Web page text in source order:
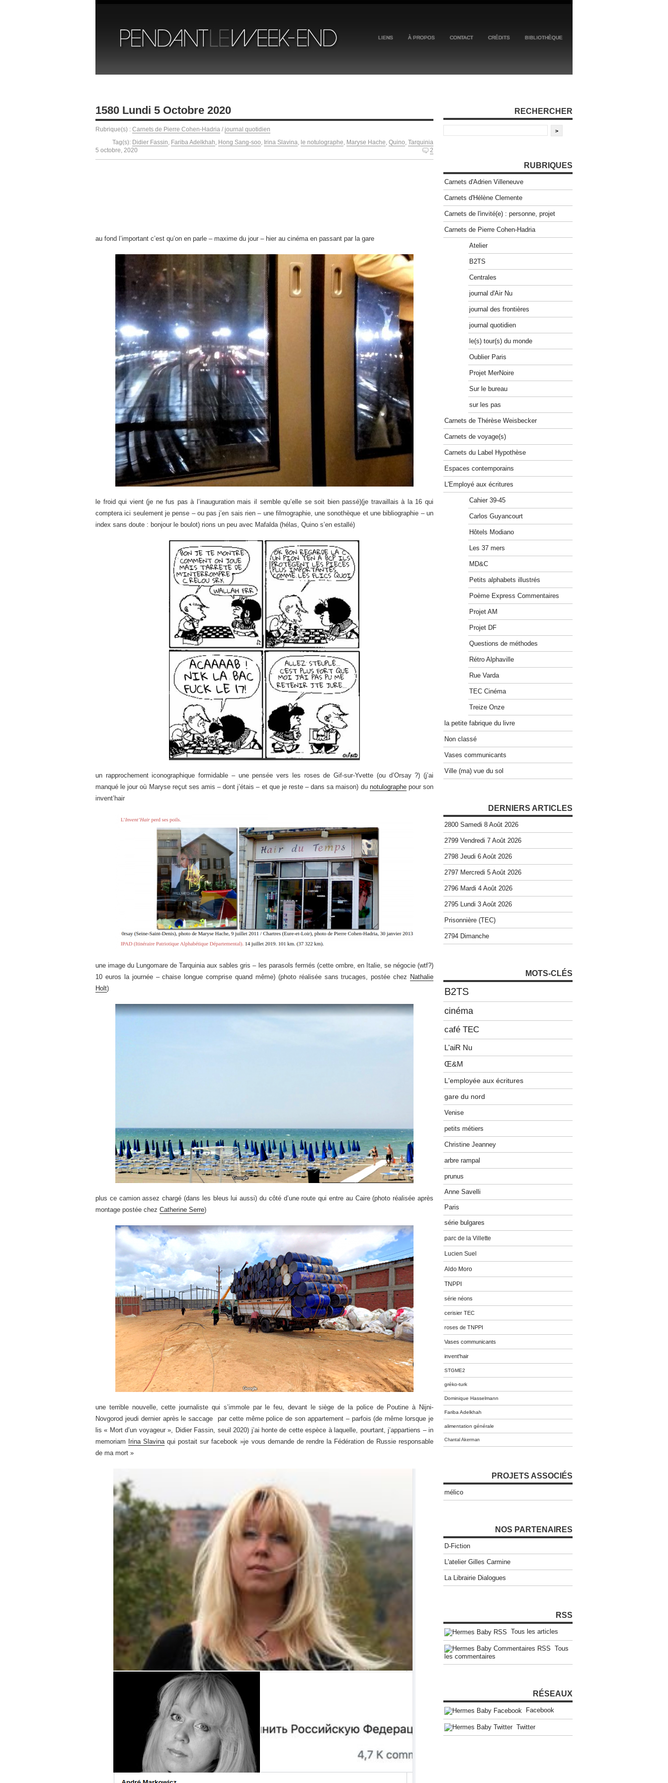
LIENS À PROPOS CONTACT CRÉDITS BIBLIOTHÈQUE
1580 Lundi 5 Octobre 2020
Rubrique(s) : Carnets de Pierre Cohen-Hadria / journal quotidien
Tag(s): Didier Fassin, Fariba Adelkhah, Hong Sang-soo, Irina Slavina, le notulographe, Maryse Hache, Quino, Tarquinia
5 octobre, 2020
2
au fond l’important c’est qu’on en parle – maxime du jour – hier au cinéma en passant par la gare
le froid qui vient (je ne fus pas à l’inauguration mais il semble qu’elle se soit bien passé)(je travaillais à la 16 qui
comptera ici seulement je pense – ou pas j’en sais rien – une filmographie, une sonothèque et une bibliographie – un
index sans doute : bonjour le boulot) rions un peu avec Mafalda (hélas, Quino s’en estallé)
un rapprochement iconographique formidable – une pensée vers les roses de Gif-sur-Yvette (ou d’Orsay ?) (j’ai
manqué le jour où Maryse reçut ses amis – dont j’étais – et que je reste – dans sa maison) du notulographepour son
invent’hair
une image du Lungomare de Tarquinia aux sables gris – les parasols fermés (cette ombre, en Italie, se négocie (wtf?)
10 euros la journée – chaise longue comprise quand même) (photo réalisée sans trucages, postée chez Nathalie
Holt)
plus ce camion assez chargé (dans les bleus lui aussi) du côté d’une route qui entre au Caire (photo réalisée après
montage postée chez Catherine Serre)
une terrible nouvelle, cette journaliste qui s’immole par le feu, devant le siège de la police de Poutine à Nijni-
Novgorod jeudi dernier après le saccage par cette même police de son appartement – parfois (de même lorsque je
lis « Mort d’un voyageur », Didier Fassin, seuil 2020) j’ai honte de cette espèce à laquelle, pourtant, j’appartiens – in
memoriam
Irina Slavinaqui postait sur facebook »je vous demande de rendre la Fédération de Russie responsable
de ma mort »
RECHERCHER
RUBRIQUES
Carnets d'Adrien Villeneuve
Carnets d'Hélène Clemente
Carnets de l'invité(e) : personne, projet
Carnets de Pierre Cohen-Hadria
Atelier
B2TS
Centrales
journal d'Air Nu
journal des frontières
journal quotidien
le(s) tour(s) du monde
Oublier Paris
Projet MerNoire
Sur le bureau
sur les pas
Carnets de Thérèse Weisbecker
Carnets de voyage(s)
Carnets du Label Hypothèse
Espaces contemporains
L'Employé aux écritures
Cahier 39-45
Carlos Guyancourt
Hôtels Modiano
Les 37 mers
MD&C
Petits alphabets illustrés
Poème Express Commentaires
Projet AM
Projet DF
Questions de méthodes
Rétro Alphaville
Rue Varda
TEC Cinéma
Treize Onze
la petite fabrique du livre
Non classé
Vases communicants
Ville (ma) vue du sol
DERNIERS ARTICLES
2800 Samedi 8 Août 2026
2799 Vendredi 7 Août 2026
2798 Jeudi 6 Août 2026
2797 Mercredi 5 Août 2026
2796 Mardi 4 Août 2026
2795 Lundi 3 Août 2026
Prisonnière (TEC)
2794 Dimanche
MOTS-CLÉS
B2TS
cinéma
café TEC
L'aiR Nu
Œ&M
L'employée aux écritures
gare du nord
Venise
petits métiers
Christine Jeanney
arbre rampal
prunus
Anne Savelli
Paris
série bulgares
parc de la Villette
Lucien Suel
Aldo Moro
TNPPI
série néons
cerisier TEC
roses de TNPPI
Vases communicants
invent'hair
STGME2
gréko-turk
Dominique Hasselmann
Fariba Adelkhah
alimentation générale
Chantal Akerman
PROJETS ASSOCIÉS
mélico
NOS PARTENAIRES
D-Fiction
L'atelier Gilles Carmine
La Librairie Dialogues
RSS
Tous les articles
Tous
les commentaires
RÉSEAUX
Facebook
Twitter